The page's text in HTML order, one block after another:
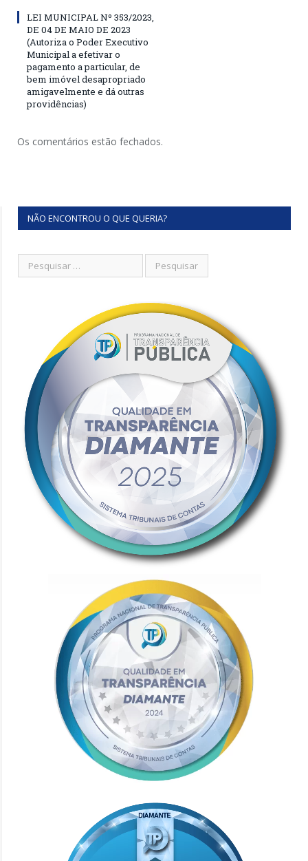
LEI MUNICIPAL Nº 353/2023,
DE 04 DE MAIO DE 2023
(Autoriza o Poder Executivo
Municipal a efetivar o
pagamento a particular, de
bem imóvel desapropriado
amigavelmente e dá outras
providências)
Os comentários estão fechados.
NÃO ENCONTROU O QUE QUERIA?